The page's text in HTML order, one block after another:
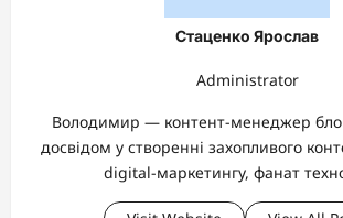
Стаценко Ярослав
Administrator
Володимир — контент-менеджер
досвідом у створенні захопливого
digital-маркетингу, фанат